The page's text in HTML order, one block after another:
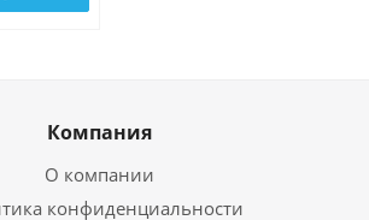
Компания
О компании
конфиденциальности